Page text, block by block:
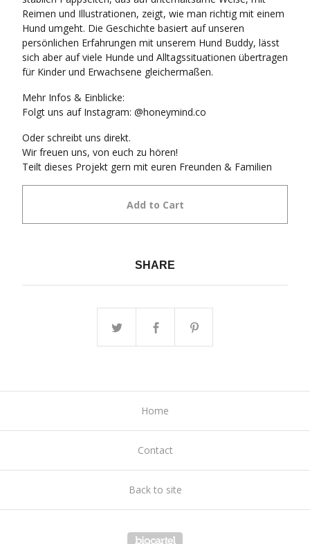
Reimen und Illustrationen, zeigt, wie man richtig mit einem
Hund umgeht. Die Geschichte basiert auf unseren
persönlichen Erfahrungen mit unserem Hund Buddy, lässt
sich aber auf viele Hunde und Alltagssituationen übertragen
für Kinder und Erwachsene gleichermaßen.
Mehr Infos & Einblicke:
Folgt uns auf Instagram: @honeymind.co
Oder schreibt uns direkt.
Wir freuen uns, von euch zu hören!
Teilt dieses Projekt gern mit euren Freunden & Familien
Add to Cart
SHARE
Home
Contact
Back to site